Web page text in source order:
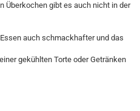
Überkochen gibt es auch nicht in der
auch schmackhafter und das
gekühlten Torte oder Getränken